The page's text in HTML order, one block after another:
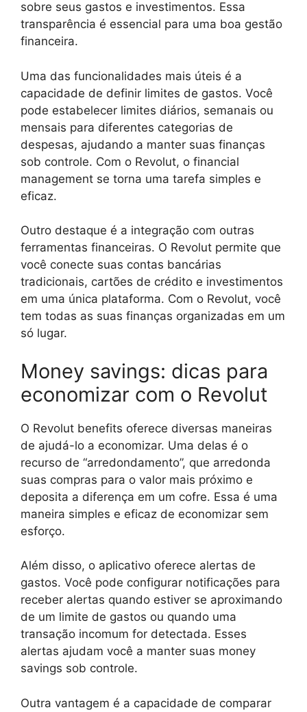
sobre seus gastos e investimentos. Essa
transparência é essencial para uma boa gestão
financeira.
Uma das funcionalidades mais úteis é a
capacidade de definir limites de gastos. Você
pode estabelecer limites diários, semanais ou
mensais para diferentes categorias de
despesas, ajudando a manter suas finanças
sob controle. Com o Revolut, o financial
management se torna uma tarefa simples e
eficaz.
Outro destaque é a integração com outras
ferramentas financeiras. O Revolut permite que
você conecte suas contas bancárias
tradicionais, cartões de crédito e investimentos
em uma única plataforma. Com o Revolut, você
tem todas as suas finanças organizadas em um
só lugar.
Money savings: dicas para
economizar com o Revolut
O Revolut benefits oferece diversas maneiras
de ajudá-lo a economizar. Uma delas é o
recurso de “arredondamento”, que arredonda
suas compras para o valor mais próximo e
deposita a diferença em um cofre. Essa é uma
maneira simples e eficaz de economizar sem
esforço.
Além disso, o aplicativo oferece alertas de
gastos. Você pode configurar notificações para
receber alertas quando estiver se aproximando
de um limite de gastos ou quando uma
transação incomum for detectada. Esses
alertas ajudam você a manter suas money
savings sob controle.
Outra vantagem é a capacidade de comparar